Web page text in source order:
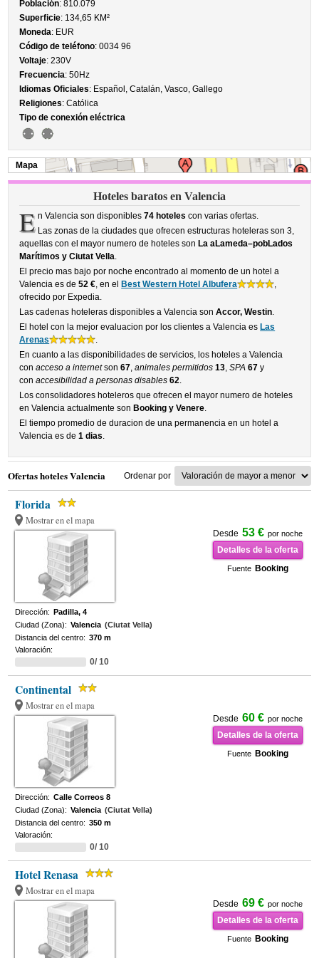
Población: 810.079
Superficie: 134,65 KM²
Moneda: EUR
Código de teléfono: 0034 96
Voltaje: 230V
Frecuencia: 50Hz
Idiomas Oficiales: Español, Catalán, Vasco, Gallego
Religiones: Católica
Tipo de conexión eléctrica
Mapa
Hoteles baratos en Valencia
E n Valencia son disponibles 74 hoteles con varias ofertas.
Las zonas de la ciudades que ofrecen estructuras hoteleras son 3,
aquellas con el mayor numero de hoteles son La aLameda–pobLados
Marítimos y Ciutat Vella.
El precio mas bajo por noche encontrado al momento de un hotel a
Valencia es de52 €, en el Best Western Hotel Albufera
,
ofrecido por Expedia.
Las cadenas hoteleras disponibles a Valencia sonAccor, Westin.
El hotel con la mejor evaluacion por los clientes a Valencia es Las
Arenas
.
En cuanto a las disponibilidades de servicios, los hoteles a Valencia
conacceso a internetson67,animales permitidos 13,SPA 67 y
conaccesibilidad a personas disables 62.
Los consolidadores hoteleros que ofrecen el mayor numero de hoteles
en Valencia actualmente son Booking y Venere.
El tiempo promedio de duracion de una permanencia en un hotel a
Valencia es de1 dias.
Ofertas hoteles Valencia Ordenar por
Florida
Mostrar en el mapa
Desde 53 € por noche
Detalles de la oferta
Fuente Booking
Dirección: Padilla, 4
Ciudad (Zona): Valencia (Ciutat Vella)
Distancia del centro: 370 m
Valoración:
0/ 10
Continental
Mostrar en el mapa
Desde 60 € por noche
Detalles de la oferta
Fuente Booking
Dirección: Calle Correos 8
Ciudad (Zona): Valencia (Ciutat Vella)
Distancia del centro: 350 m
Valoración:
0/ 10
Hotel Renasa
Mostrar en el mapa
Desde 69 € por noche
Detalles de la oferta
Fuente Booking